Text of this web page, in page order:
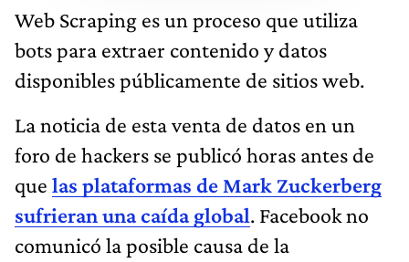
Web Scraping es un proceso que utiliza
bots para extraer contenido y datos
disponibles públicamente de sitios web.
La noticia de esta venta de datos en un
foro de hackers se publicó horas antes de
que las plataformas de Mark Zuckerberg
sufrieran una caída global. Facebook no
comunicó la posible causa de la